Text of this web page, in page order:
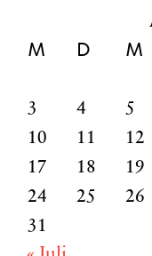
M D M
3
4 5
10
11 12
17
18 19
24
25 26
31